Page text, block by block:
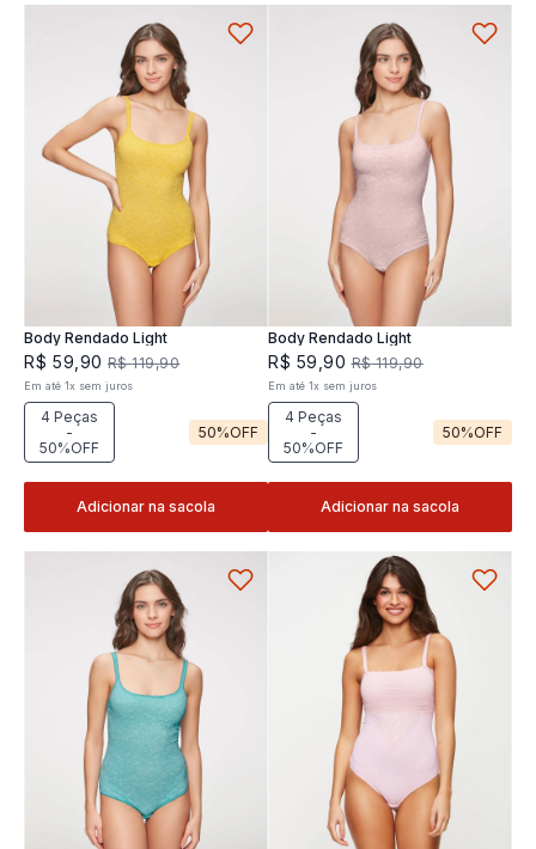
Body Rendado Light
R$ 59 90 R$ 119,90
Em até1x sem juros
4 Peças
-
50%OFF
50%OFF
Adicionar na sacola
Body Rendado Light
R$ 59 ,90 R$ 119,90
Em até 1x sem juros
4 Peças
-
50%OFF
50%OFF
Adicionar na sacola